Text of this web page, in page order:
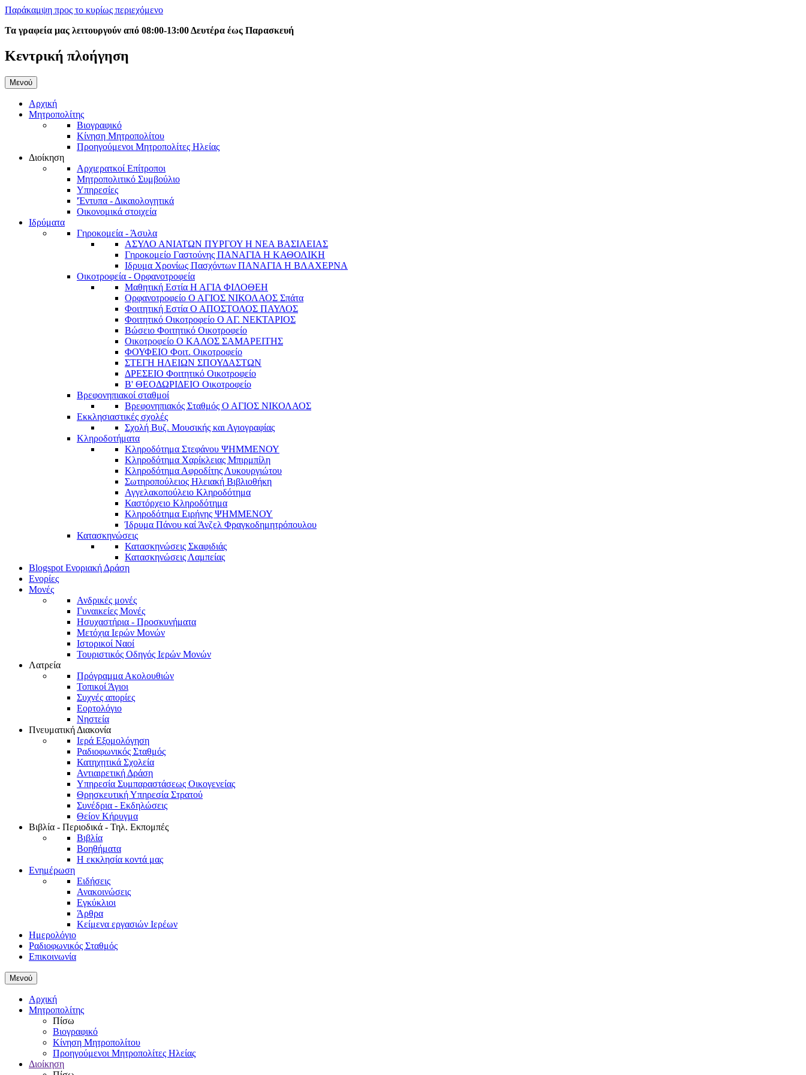
Παράκαμψη προς το κυρίως περιεχόμενο
Τα γραφεία μας λειτουργούν από 08:00-13:00 Δευτέρα έως Παρασκευή
Κεντρική πλοήγηση
Μενού
Αρχική
Μητροπολίτης
Βιογραφικό
Κίνηση Μητροπολίτου
Προηγούμενοι Μητροπολίτες Ηλείας
Διοίκηση
Αρχιερατκοί Επίτροποι
Μητροπολιτικό Συμβούλιο
Υπηρεσίες
'Έντυπα - Δικαιολογητικά
Οικονομικά στοιχεία
Ιδρύματα
Γηροκομεία - Άσυλα
ΑΣΥΛΟ ΑΝΙΑΤΩΝ ΠΥΡΓΟΥ Η ΝΕΑ ΒΑΣΙΛΕΙΑΣ
Γηροκομείο Γαστούνης ΠΑΝΑΓΙΑ Η ΚΑΘΟΛΙΚΗ
Ιδρυμα Χρονίως Πασχόντων ΠΑΝΑΓΙΑ Η ΒΛΑΧΕΡΝΑ
Οικοτροφεία - Ορφανοτροφεία
Μαθητική Εστία Η ΑΓΙΑ ΦΙΛΟΘΕΗ
Ορφανοτροφείο Ο ΑΓΙΟΣ ΝΙΚΟΛΑΟΣ Σπάτα
Φοιτητική Εστία Ο ΑΠΟΣΤΟΛΟΣ ΠΑΥΛΟΣ
Φοιτητικό Οικοτροφείο Ο ΑΓ. ΝΕΚΤΑΡΙΟΣ
Βώσειο Φοιτητικό Οικοτροφείο
Οικοτροφείο Ο ΚΑΛΟΣ ΣΑΜΑΡΕΙΤΗΣ
ΦΟΥΦΕΙΟ Φοιτ. Οικοτροφείο
ΣΤΕΓΗ ΗΛΕΙΩΝ ΣΠΟΥΔΑΣΤΩΝ
ΔΡΕΣΕΙΟ Φοιτητικό Οικοτροφείο
Β' ΘΕΟΔΩΡΙΔΕΙΟ Οικοτροφείο
Βρεφονηπιακοί σταθμοί
Βρεφονηπιακός Σταθμός Ο ΑΓΙΟΣ ΝΙΚΟΛΑΟΣ
Εκκλησιαστικές σχολές
Σχολή Βυζ. Μουσικής και Αγιογραφίας
Κληροδοτήματα
Κληροδότημα Στεφάνου ΨΗΜΜΕΝΟΥ
Κληροδότημα Χαρίκλειας Μπιρμπίλη
Κληροδότημα Αφροδίτης Λυκουργιώτου
Σωτηροπούλειος Ηλειακή Βιβλιοθήκη
Αγγελακοπούλειο Κληροδότημα
Καστόρχειο Κληροδότημα
Κληροδότημα Ειρήνης ΨΗΜΜΕΝΟΥ
Ίδρυμα Πάνου καί Άνζελ Φραγκοδημητρόπουλου
Κατασκηνώσεις
Κατασκηνώσεις Σκαφιδιάς
Κατασκηνώσεις Λαμπείας
Blogspot Ενοριακή Δράση
Ενορίες
Μονές
Ανδρικές μονές
Γυναικείες Μονές
Ησυχαστήρια - Προσκυνήματα
Μετόχια Ιερών Μονών
Ιστορικοί Ναοί
Τουριστικός Οδηγός Ιερών Μονών
Λατρεία
Πρόγραμμα Ακολουθιών
Τοπικοί Άγιοι
Συχνές απορίες
Εορτολόγιο
Νηστεία
Πνευματική Διακονία
Ιερά Εξομολόγηση
Ραδιοφωνικός Σταθμός
Κατηχητικά Σχολεία
Αντιαιρετική Δράση
Υπηρεσία Συμπαραστάσεως Οικογενείας
Θρησκευτική Υπηρεσία Στρατού
Συνέδρια - Εκδηλώσεις
Θείον Κήρυγμα
Βιβλία - Περιοδικά - Τηλ. Εκπομπές
Βιβλία
Βοηθήματα
Η εκκλησία κοντά μας
Ενημέρωση
Ειδήσεις
Ανακοινώσεις
Εγκύκλιοι
Άρθρα
Κείμενα εργασιών Ιερέων
Ημερολόγιο
Ραδιοφωνικός Σταθμός
Επικοινωνία
Μενού
Αρχική
Μητροπολίτης
Πίσω
Βιογραφικό
Κίνηση Μητροπολίτου
Προηγούμενοι Μητροπολίτες Ηλείας
Διοίκηση